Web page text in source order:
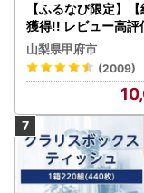
【ふるなび限定】
獲得!! レビュー高
〈2026年度配送分
県産 シャインマスカ
～3房（1.0kg以上
ン フルーツ FN-
P
山梨県甲府市
(2009)